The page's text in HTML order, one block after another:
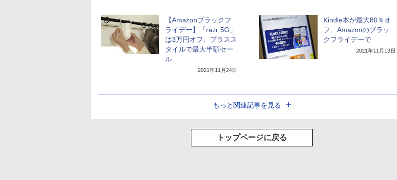
【Amazonブラックフ
ライデー】「razr 5G」
は3万円オフ、プラスス
タイルで最大半額セー
ル
2021年11月24日
Kindle本が最大80％オ
フ、Amazonのブラッ
クフライデーで
2021年11月19日
もっと関連記事を見る
トップページに戻る